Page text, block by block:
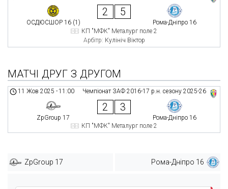
ОСДЮСШОР 16 (1)
2 5
Рома-Дніпро 16
КП "МФК" Металург поле 2
Арбітр: Кулініч Віктор
МАТЧІ ДРУГ З ДРУГОМ
Чемпіонат ЗАФ 2016-17 р.н. сезону 2025-26
11 Жов 2025 -11:00
ZpGroup 17
2 3
Рома-Дніпро 16
КП "МФК" Металург поле 2
ZpGroup 17 Рома-Дніпро 16